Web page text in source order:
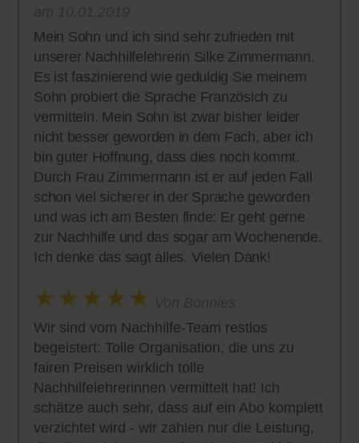
Mein Sohn und ich sind sehr zufrieden mit
unserer Nachhilfelehrerin Silke Zimmermann.
Es ist faszinierend wie geduldig Sie meinem
Sohn probiert die Sprache Französich zu
vermitteln. Mein Sohn ist zwar bisher leider
nicht besser geworden in dem Fach, aber ich
bin guter Hoffnung, dass dies noch kommt.
Durch Frau Zimmermann ist er auf jeden Fall
schon viel sicherer in der Sprache geworden
und was ich am Besten finde: Er geht gerne
zur Nachhilfe und das sogar am Wochenende.
Ich denke das sagt alles. Vielen Dank!
Wir sind vom Nachhilfe-Team restlos
begeistert: Tolle Organisation, die uns zu
fairen Preisen wirklich tolle
Nachhilfelehrerinnen vermittelt hat! Ich
schätze auch sehr, dass auf ein Abo komplett
verzichtet wird - wir zahlen nur die Leistung,